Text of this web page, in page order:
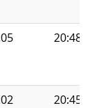
20:48
20:45